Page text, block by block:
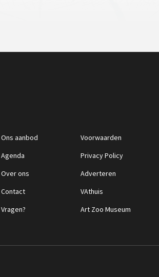
Ons aanbod
Agenda
Over ons
Contact
Vragen?
Voorwaarden
Privacy Policy
Adverteren
VAthuis
Art Zoo Museum